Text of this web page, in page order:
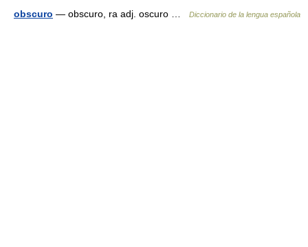
obscuro — obscuro, ra adj. oscuro … Diccionario de la lengua española